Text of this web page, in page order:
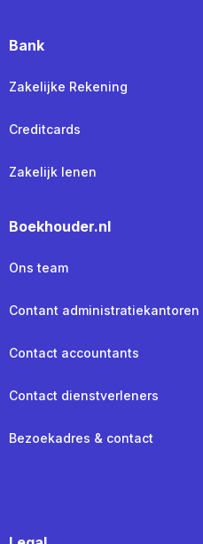
Bank
Zakelijke Rekening
Creditcards
Zakelijk lenen
Boekhouder.nl
Ons team
Contant administratiekantoren
Contact accountants
Contact dienstverleners
Bezoekadres & contact